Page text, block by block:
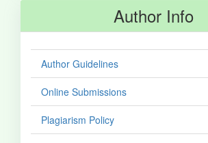
Author Info
Author Guidelines
Online Submissions
Plagiarism Policy